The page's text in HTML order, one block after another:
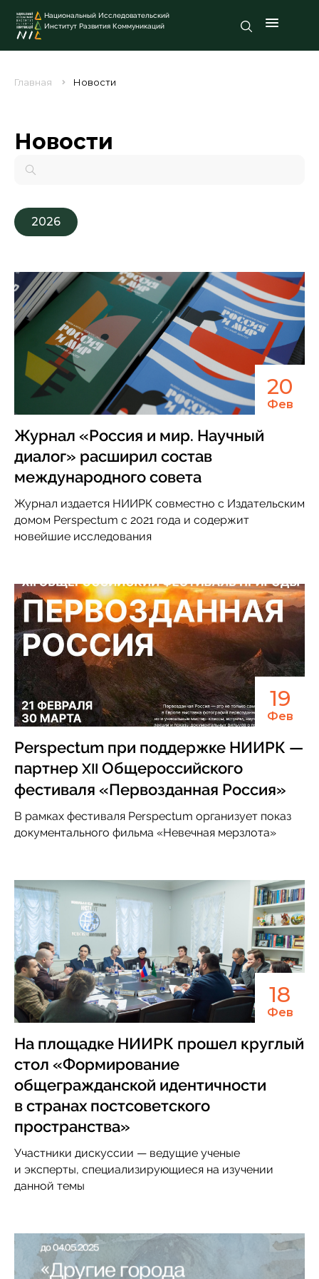
Национальный Исследовательский
Институт Развития Коммуникаций
Главная Новости
Новости
2026
20
Фев
Журнал «Россия и мир. Научный
диалог» расширил состав
международного совета
Журнал издается НИИРК совместно с Издательским
домом Perspectum с 2021 года и содержит
новейшие исследования
19
Фев
Perspеctum при поддержке НИИРК —
партнер XII Общероссийского
фестиваля «Первозданная Россия»
В рамках фестиваля Perspectum организует показ
документального фильма «Невечная мерзлота»
18
Фев
На площадке НИИРК прошел круглый
стол «Формирование
общегражданской идентичности
в странах постсоветского
пространства»
Участники дискуссии — ведущие ученые
и эксперты, специализирующиеся на изучении
данной темы